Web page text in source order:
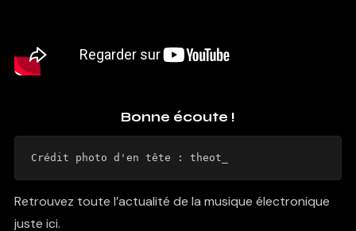
Bonne écoute !
Crédit photo d'en tête : theot_
Retrouvez toute l’actualité de la musique électronique
juste ici.